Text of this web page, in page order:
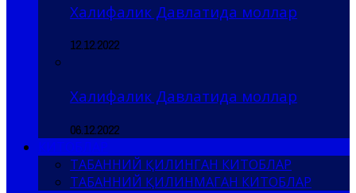
Халифалик Давлатида моллар
12.12.2022
Халифалик Давлатида моллар
06.12.2022
ТАБАННИЙ ҚИЛИНГАН КИТОБЛАР
ТАБАННИЙ ҚИЛИНМАГАН КИТОБЛАР